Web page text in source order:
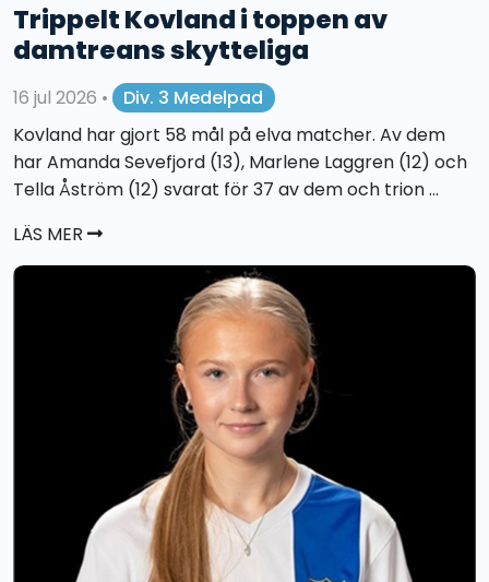
Trippelt Kovland i toppen av
damtreans skytteliga
16 jul 2026 •
Div. 3 Medelpad
Kovland har gjort 58 mål på elva matcher. Av dem
har Amanda Sevefjord (13), Marlene Laggren (12) och
Tella Åström (12) svarat för 37 av dem och trion ...
LÄS MER